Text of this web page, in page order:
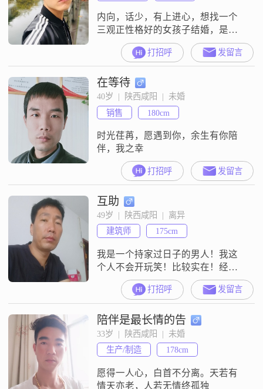
内向，话少，有上进心，想找一个
三观正性格好的女孩子结婚，是你
吗？联系我吧！感谢
打招呼 发留言
在等待
40岁  |  陕西咸阳  |  未婚
销售
180cm
时光荏苒，愿遇到你，余生有你陪
伴，我之幸
打招呼 发留言
互助
49岁  |  陕西咸阳  |  离异
建筑师
175cm
我是一个持家过日子的男人！我这
个人不会开玩笑！比较实在！经常
在全省包装修工程！为主！有过一
段失败伤感的婚姻！我不要求对方
有多好的条件！只要有真心想找一
个过日子的男人，选我没错！我不
会让我心爱的女人受一点点委屈！
要求对方要外向一点！我朋友多！
经常在外面吃饭！希望理解！我是
一顾家的男人！对方有一个女孩可
以！有没有愿意在我身
打招呼 发留言
陪伴是最长情的告
33岁  |  陕西咸阳  |  未婚
生产/制造
178cm
愿得一人心，白首不分离。天若有
情天亦老，人若无情终孤独